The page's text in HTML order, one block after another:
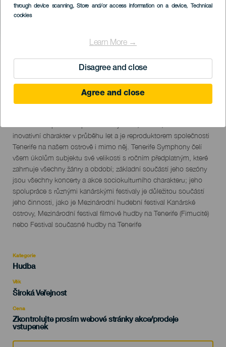
through device scanning, Store and/or access information on a device, Technical
cookies
Learn More →
Disagree and close
Agree and close
1 September 2022 to 23 June 2023
Santa Cruz de Tenerife
evento
inovativní charakter v průběhu let a je reproduktorem společnosti
Tenerife na našem ostrově i mimo něj. Tenerife Symphony čelí
všem úkolům subjektu své velikosti s ročním předplatným, které
zahrnuje všechny žánry a období; základní součástí jeho sezóny
jsou všechny koncerty a akce sociokulturního charakteru; jeho
spolupráce s různými kanárskými festivaly je důležitou součástí
jeho činnosti, jako je Mezinárodní hudební festival Kanárské
ostrovy, Mezinárodní festival filmové hudby na Tenerife (Fimucité)
nebo Festival současné hudby na Tenerife
Kategorie
Categoría
evento
Hudba
Věk
Edad
Recomendada
Široká Veřejnost
Cena
Zkontrolujte prosím webové stránky akce/prodeje
vstupenek